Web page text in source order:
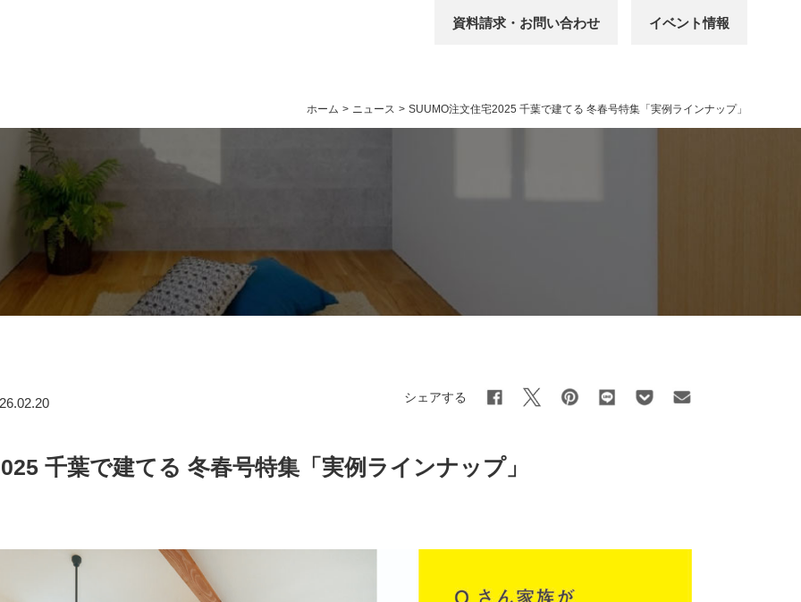
資料請求・お問い合わせ イベント情報
ホーム > ニュース > SUUMO注文住宅2025 千葉で建てる 冬春号特集「実例ラインナップ」
シェアする
千葉で建てる 冬春号特集「実例ラインナップ」